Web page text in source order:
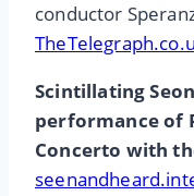
conductor
Scintillating
performance of
Concerto with